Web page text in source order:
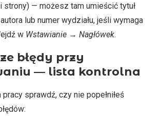
strony) — możesz tam umieścić tytuł
lub numer wydziału, jeśli wymaga
w Wstawianie → Nagłówek.
błędy przy
— lista kontrolna
sprawdź, czy nie popełniłeś